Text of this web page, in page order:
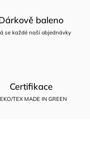
baleno
se každé naší objednávky
Certifikace
TEX MADE IN GREEN